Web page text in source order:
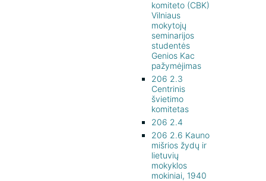
komiteto (CBK)
Vilniaus
mokytojų
seminarijos
studentės
Genios Kac
pažymėjimas
206 2.3
Centrinis
švietimo
komitetas
206 2.4
206 2.6 Kauno
mišrios žydų ir
lietuvių
mokyklos
mokiniai, 1940